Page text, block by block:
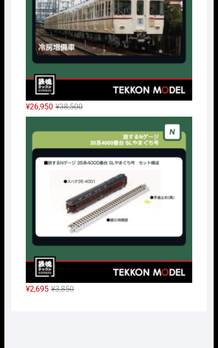
し
た。
で
す。
¥38,500元
の
価
¥38,500
し
た。
¥26,950
現
在
の
は
で
す。
¥3,850元
¥2,695
現